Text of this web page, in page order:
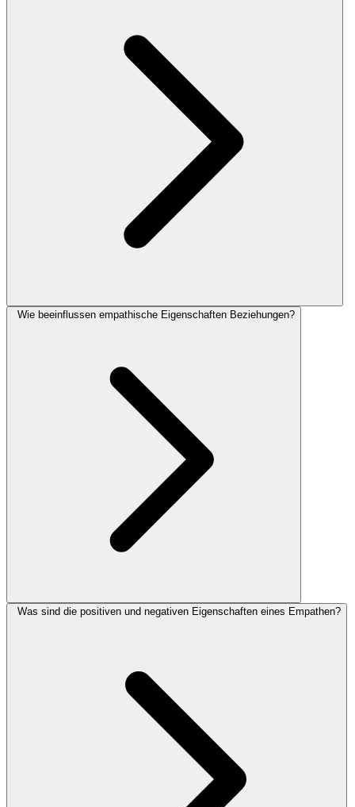
Wie beeinflussen empathische Eigenschaften Beziehungen?
Was sind die positiven und negativen Eigenschaften eines Empathen?